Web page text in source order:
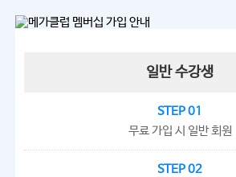
일반 수강생
STEP 01
무료 가입 시 일반 회원
STEP 02